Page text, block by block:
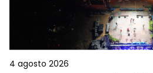
4 agosto 2026